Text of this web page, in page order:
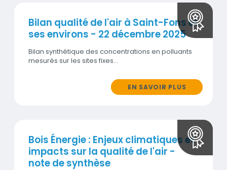
Bilan qualité de l'air à Saint-Fons et
ses environs - 22 décembre 2025
Bilan synthétique des concentrations en polluants
mesurés sur les sites fixes…
EN SAVOIR PLUS
Bois Énergie : Enjeux climatiques et
impacts sur la qualité de l'air -
note de synthèse